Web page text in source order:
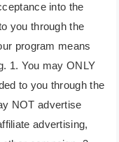
into the
you through the
program means
1. You may ONLY
to you through the
NOT advertise
advertising,